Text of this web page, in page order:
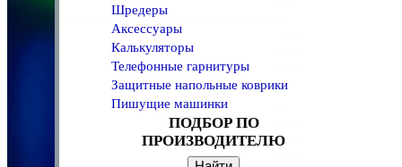
Шредеры
Аксессуары
Калькуляторы
Телефонные гарнитуры
Защитные напольные коврики
Пишущие машинки
ПОДБОР ПО
ПРОИЗВОДИТЕЛЮ